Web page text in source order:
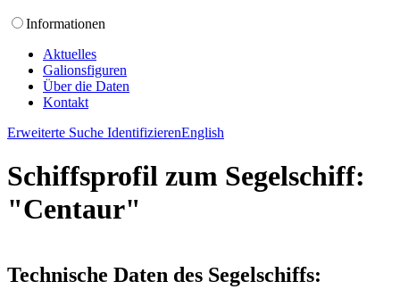
Informationen
Aktuelles
Galionsfiguren
Über die Daten
Kontakt
Erweiterte Suche IdentifizierenEnglish
Schiffsprofil zum Segelschiff:
"Centaur"
Technische Daten des Segelschiffs: